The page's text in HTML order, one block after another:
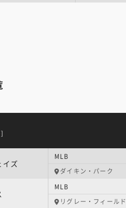
イズ
MLB
ダイキン・パーク
MLB
リグレー・フィールド